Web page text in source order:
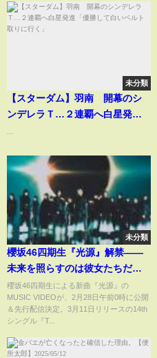
未分類
【スターダム】羽南 開幕のシ
ンデレラＴ…２連覇へ白星発進
未分類
櫻坂46四期生『光源』解禁――
未来を照らすのは彼女たちだっ
た✨#櫻坂46#櫻坂四期生#光源
#Thegrowinguptrain#新曲解禁
#坂道グループ#アイドル最新情
櫻坂46四期生による新曲『光源』の
MUSIC VIDEOが、2月28日午前0時に公開
＆先行配信決定。3月11日リリースの14th
シングル『T...